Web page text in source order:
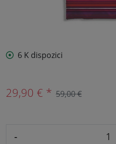
6 K dispozici
29,90 € * 59,00 €
-